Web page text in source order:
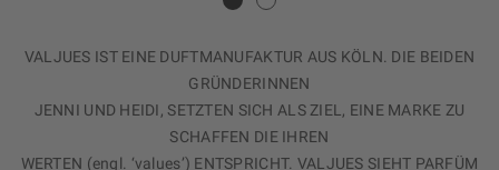
VALJUES IST EINE DUFTMANUFAKTUR AUS KÖLN. DIE BEIDEN
GRÜNDERINNEN
JENNI UND HEIDI, SETZTEN SICH ALS ZIEL, EINE MARKE ZU
SCHAFFEN DIE IHREN
WERTEN (engl. ‘values’) ENTSPRICHT. VALJUES SIEHT PARFÜM